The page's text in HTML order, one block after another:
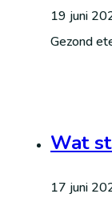
19 juni
Gezond
Wat
17 juni